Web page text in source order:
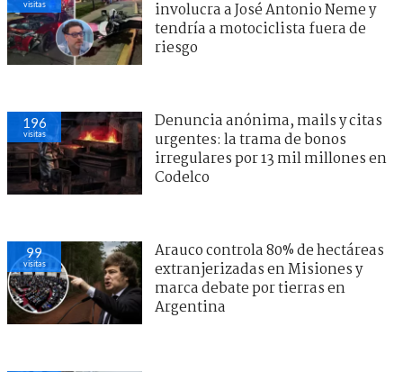
visitas
involucra a José Antonio Neme y
tendría a motociclista fuera de
riesgo
196
visitas
Denuncia anónima, mails y citas
urgentes: la trama de bonos
irregulares por 13 mil millones en
Codelco
99
visitas
Arauco controla 80% de hectáreas
extranjerizadas en Misiones y
marca debate por tierras en
Argentina